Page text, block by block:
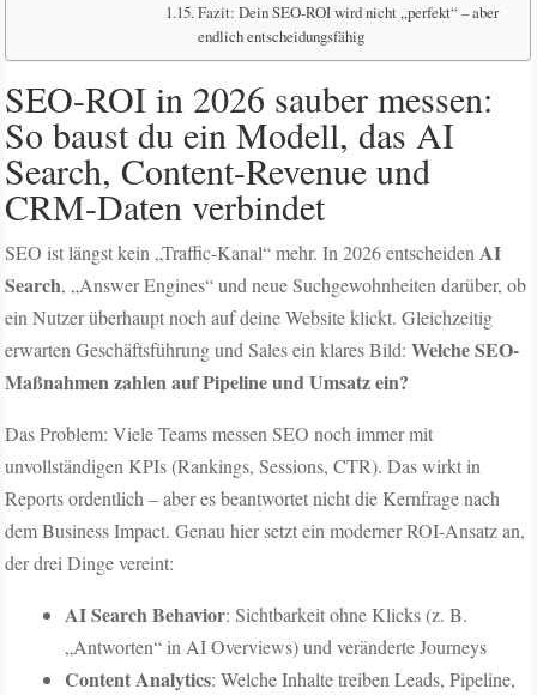
Fazit: Dein SEO-ROI wird nicht „perfekt“ – aber
endlich entscheidungsfähig
SEO-ROI in 2026 sauber messen:
So baust du ein Modell, das AI
Search, Content-Revenue und
CRM-Daten verbindet
SEO ist längst kein „Traffic-Kanal“ mehr. In 2026 entscheiden AI
Search, „Answer Engines“ und neue Suchgewohnheiten darüber, ob
ein Nutzer überhaupt noch auf deine Website klickt. Gleichzeitig
erwarten Geschäftsführung und Sales ein klares Bild:Welche SEO-
Maßnahmen zahlen auf Pipeline und Umsatz ein?
Das Problem: Viele Teams messen SEO noch immer mit
unvollständigen KPIs (Rankings, Sessions, CTR). Das wirkt in
Reports ordentlich – aber es beantwortet nicht die Kernfrage nach
dem Business Impact. Genau hier setzt ein moderner ROI-Ansatz an,
der drei Dinge vereint:
AI Search Behavior: Sichtbarkeit ohne Klicks (z. B.
„Antworten“ in AI Overviews) und veränderte Journeys
Content Analytics: Welche Inhalte treiben Leads, Pipeline,